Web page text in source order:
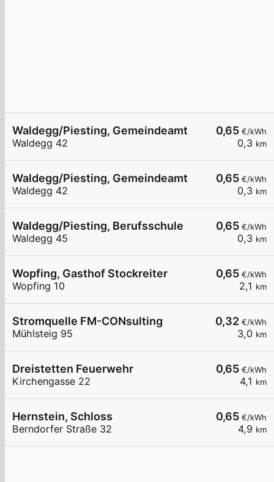
0,65 €/kWh
0,3 km
Waldegg/Piesting, Gemeindeamt
Waldegg 42
0,65 €/kWh
0,3 km
Waldegg/Piesting, Gemeindeamt
Waldegg 42
0,65 €/kWh
0,3 km
Waldegg/Piesting, Berufsschule
Waldegg 45
0,65 €/kWh
2,1 km
Wopfing, Gasthof Stockreiter
Wopfing 10
0,32 €/kWh
3,0 km
Stromquelle FM-CONsulting
Mühlsteig 95
0,65 €/kWh
4,1 km
Dreistetten Feuerwehr
Kirchengasse 22
0,65 €/kWh
4,9 km
Hernstein, Schloss
Berndorfer Straße 32